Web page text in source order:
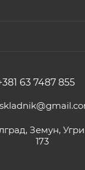
63 7487 855
Земун,
173